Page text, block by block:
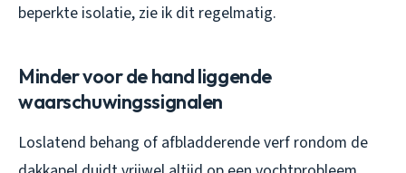
beperkte isolatie, zie ik dit regelmatig.
Minder voor de hand liggende
waarschuwingssignalen
Loslatend behang of afbladderende verf rondom de